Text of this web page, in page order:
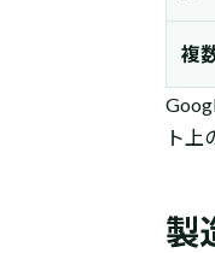
複
ト上
製